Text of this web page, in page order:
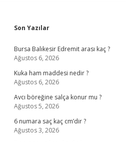
Sidebar
Son Yazılar
Bursa Balıkesir Edremit arası kaç ?
Ağustos 6, 2026
Kuka ham maddesi nedir ?
Ağustos 6, 2026
Avcı böreğine salça konur mu ?
Ağustos 5, 2026
6 numara saç kaç cm’dir ?
Ağustos 3, 2026